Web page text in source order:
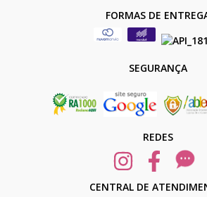
FORMAS DE
SEGURANÇA
REDES
CENTRAL DE